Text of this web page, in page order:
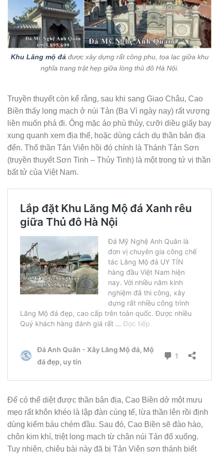
Khu Lăng mộ đá được xây dựng rất công phu, tọa lạc giữa khu
nghĩa trang trật hẹp giữa lòng thủ đô Hà Nội.
Truyền thuyết còn kể rằng, sau khi sang Giao Châu, Cao
Biền thấy long mạch ở núi Tản (Ba Vì ngày nay) rất vượng
liền muốn phá đi. Ông mặc áo phù thủy, cưỡi diều giấy bay
xung quanh xem địa thế, hoặc dùng cách dụ thần bản địa
đến. Thổ thần Tản Viên hồi đó chính là Thánh Tản Sơn
(truyền thuyết Sơn Tinh – Thủy Tinh) là một trong tứ vị thần
bất tử của Việt Nam.
Để có thể diệt được thần bản địa, Cao Biền dở một mưu
mẹo rất khôn khéo là lập đàn cúng tế, lừa thần lên rồi định
dùng kiếm báu chém đầu. Sau đó, Cao Biền sẽ đào hào,
chôn kim khí, triệt long mạch từ chân núi Tản đổ xuống.
Tuy nhiên, chiêu bài này đã bị Tản Viên sơn thánh biết